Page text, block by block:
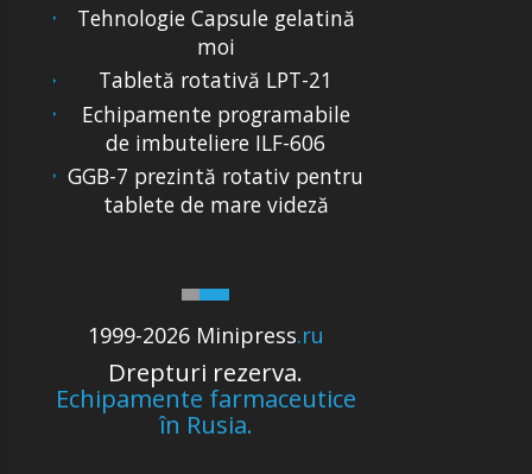
1999-2026 Minipress.ru
Drepturi rezerva.
Echipamente farmaceutice
în Rusia.
Tehnologie Capsule gelatină
moi
Tabletă rotativă LPT-21
Echipamente programabile
de imbuteliere ILF-606
GGB-7 prezintă rotativ pentru
tablete de mare videză